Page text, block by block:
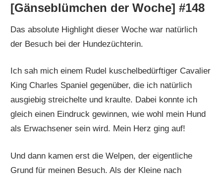
[Gänseblümchen der Woche] #148
Das absolute Highlight dieser Woche war natürlich
der Besuch bei der Hundezüchterin.
Ich sah mich einem Rudel kuschelbedürftiger Cavalier
King Charles Spaniel gegenüber, die ich natürlich
ausgiebig streichelte und kraulte. Dabei konnte ich
gleich einen Eindruck gewinnen, wie wohl mein Hund
als Erwachsener sein wird. Mein Herz ging auf!
Und dann kamen erst die Welpen, der eigentliche
Grund für meinen Besuch. Als der Kleine nach